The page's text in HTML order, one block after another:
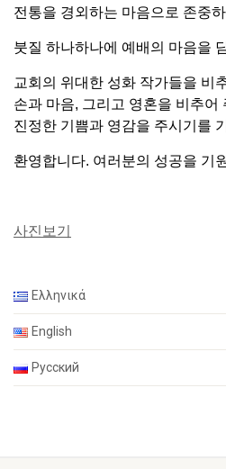
전통을 경외하는 마음으로 존중
붓질 하나하나에 예배의 마음을
교회의 위대한 성화 작가들을 비
손과 마음, 그리고 영혼을 비추어
진정한 기쁨과 영감을 주시기를
환영합니다. 여러분의 성공을 기
사진보기
Ελληνικά
English
Русский